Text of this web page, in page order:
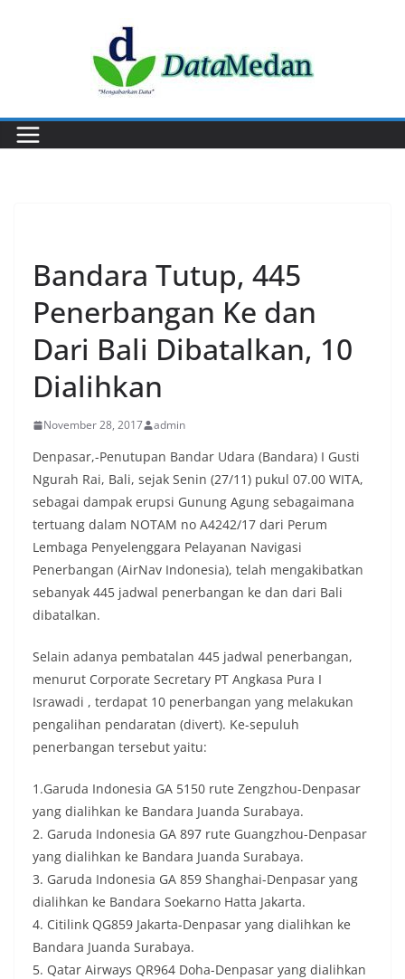
Bandara Tutup, 445
Penerbangan Ke dan
Dari Bali Dibatalkan, 10
Dialihkan
November 28, 2017 admin
Denpasar,-Penutupan Bandar Udara (Bandara) I Gusti
Ngurah Rai, Bali, sejak Senin (27/11) pukul 07.00 WITA,
sebagai dampak erupsi Gunung Agung sebagaimana
tertuang dalam NOTAM no A4242/17 dari Perum
Lembaga Penyelenggara Pelayanan Navigasi
Penerbangan (AirNav Indonesia), telah mengakibatkan
sebanyak 445 jadwal penerbangan ke dan dari Bali
dibatalkan.
Selain adanya pembatalan 445 jadwal penerbangan,
menurut Corporate Secretary PT Angkasa Pura I
Israwadi , terdapat 10 penerbangan yang melakukan
pengalihan pendaratan (divert). Ke-sepuluh
penerbangan tersebut yaitu:
1.Garuda Indonesia GA 5150 rute Zengzhou-Denpasar
yang dialihkan ke Bandara Juanda Surabaya.
2. Garuda Indonesia GA 897 rute Guangzhou-Denpasar
yang dialihkan ke Bandara Juanda Surabaya.
3. Garuda Indonesia GA 859 Shanghai-Denpasar yang
dialihkan ke Bandara Soekarno Hatta Jakarta.
4. Citilink QG859 Jakarta-Denpasar yang dialihkan ke
Bandara Juanda Surabaya.
5. Qatar Airways QR964 Doha-Denpasar yang dialihkan